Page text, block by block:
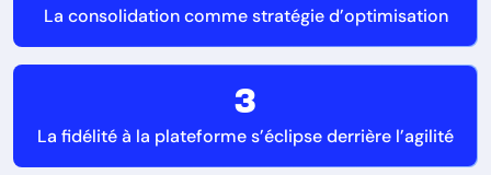
La consolidation comme stratégie d’optimisation
3
La fidélité à la plateforme s’éclipse derrière l’agilité